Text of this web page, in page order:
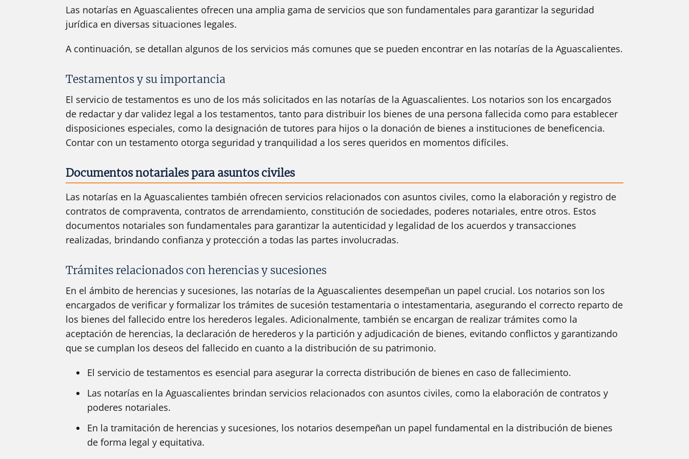
Las notarías en Aguascalientes ofrecen una amplia gama de servicios que son fundamentales para garantizar la seguridad
jurídica en diversas situaciones legales.
A continuación, se detallan algunos de los servicios más comunes que se pueden encontrar en las notarías de la Aguascalientes.
Testamentos y su importancia
El servicio de testamentos es uno de los más solicitados en las notarías de la Aguascalientes. Los notarios son los encargados
de redactar y dar validez legal a los testamentos, tanto para distribuir los bienes de una persona fallecida como para establecer
disposiciones especiales, como la designación de tutores para hijos o la donación de bienes a instituciones de beneficencia.
Contar con un testamento otorga seguridad y tranquilidad a los seres queridos en momentos difíciles.
Documentos notariales para asuntos civiles
Las notarías en la Aguascalientes también ofrecen servicios relacionados con asuntos civiles, como la elaboración y registro de
contratos de compraventa, contratos de arrendamiento, constitución de sociedades, poderes notariales, entre otros. Estos
documentos notariales son fundamentales para garantizar la autenticidad y legalidad de los acuerdos y transacciones
realizadas, brindando confianza y protección a todas las partes involucradas.
Trámites relacionados con herencias y sucesiones
En el ámbito de herencias y sucesiones, las notarías de la Aguascalientes desempeñan un papel crucial. Los notarios son los
encargados de verificar y formalizar los trámites de sucesión testamentaria o intestamentaria, asegurando el correcto reparto de
los bienes del fallecido entre los herederos legales. Adicionalmente, también se encargan de realizar trámites como la
aceptación de herencias, la declaración de herederos y la partición y adjudicación de bienes, evitando conflictos y garantizando
que se cumplan los deseos del fallecido en cuanto a la distribución de su patrimonio.
El servicio de testamentos es esencial para asegurar la correcta distribución de bienes en caso de fallecimiento.
Las notarías en la Aguascalientes brindan servicios relacionados con asuntos civiles, como la elaboración de contratos y
poderes notariales.
En la tramitación de herencias y sucesiones, los notarios desempeñan un papel fundamental en la distribución de bienes
de forma legal y equitativa.